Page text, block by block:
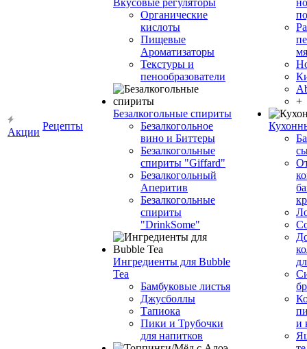
Акции
Рецепты
Вкусовые регуляторы
Органические
кислоты
Пищевые
Ароматизаторы
Текстуры и
пенообразователи
Безалкогольные спириты
Безалкогольное
вино и Биттеры
Безалкогольные
спириты "Giffard"
Безалкогольный
Аперитив
Безалкогольные
спириты
"DrinkSome"
Ингредиенты для Bubble
Tea
Бамбуковые листья
Джусболлы
Тапиока
Пики и Трубочки
для напитков
+
и